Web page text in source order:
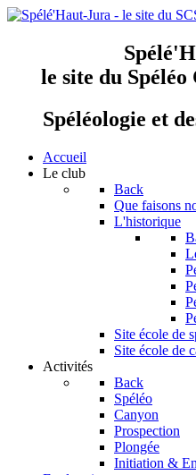
le site du
Spéléologie et
Accueil
Le club
Back
Que faisons
L'historique
Site école de
Site école de
Activités
Back
Spéléo
Canyon
Prospection
Plongée
Initiation &